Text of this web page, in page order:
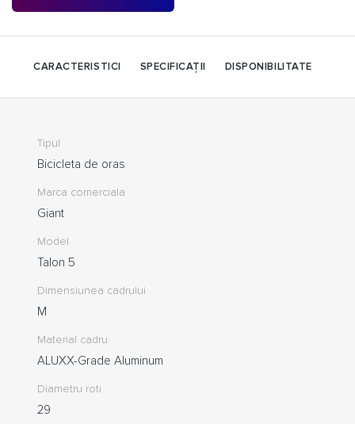
CARACTERISTICI SPECIFICAȚII DISPONIBILITATE
Tipul
Bicicleta de oras
Marca comerciala
Giant
Model
Talon 5
Dimensiunea cadrului
M
Material cadru
ALUXX-Grade Aluminum
Diametru roti
29